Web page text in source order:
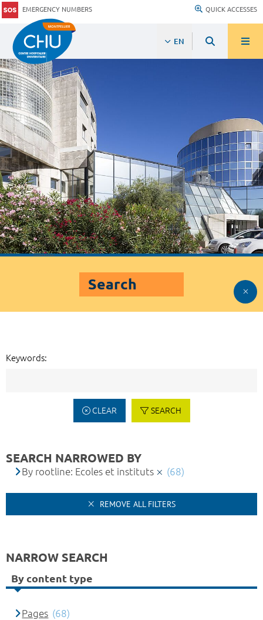
EMERGENCY NUMBERS QUICK ACCESSES
EN
Search
Keywords:
CLEAR SEARCH
SEARCH NARROWED BY
By rootline: Ecoles et instituts (68)
REMOVE ALL FILTERS
NARROW SEARCH
By content type
Pages (68)